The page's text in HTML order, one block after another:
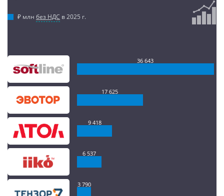
₽ млн без НДС в 2025 г.
36 643
17 625
9 418
6 537
3 790